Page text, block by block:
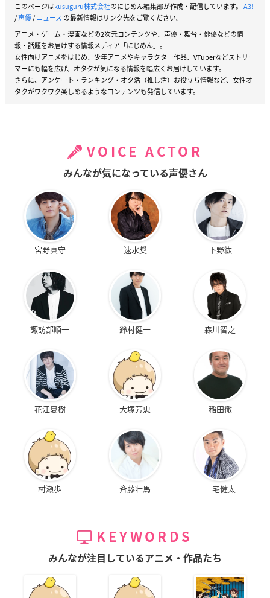
このページはkusuguru株式会社のにじめん編集部が作成・配信しています。 A3!
/声優/ニュース の最新情報はリンク先をご覧ください。
アニメ・ゲーム・漫画などの2次元コンテンツや、声優・舞台・俳優などの情
報・話題をお届けする情報メディア「にじめん」。
女性向けアニメをはじめ、少年アニメやキャラクター作品、VTuberなどストリー
マーにも幅を広げ、オタクが気になる情報を幅広くお届けしています。
さらに、アンケート・ランキング・オタ活（推し活）お役立ち情報など、女性オ
タクがワクワク楽しめるようなコンテンツも発信しています。
VOICE ACTOR
みんなが気になっている声優さん
宮野真守 速水奨 下野紘
諏訪部順一 鈴村健一 森川智之
花江夏樹 大塚芳忠 稲田徹
村瀬歩 斉藤壮馬 三宅健太
KEYWORDS
みんなが注目しているアニメ・作品たち